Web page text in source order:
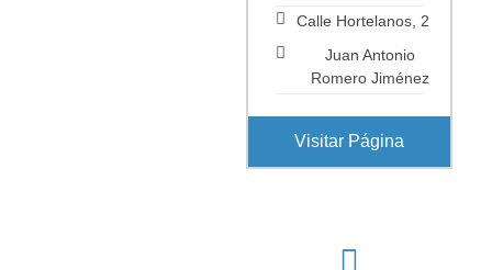
Calle Hortelanos, 2
Juan Antonio
Romero Jiménez
Visitar Página